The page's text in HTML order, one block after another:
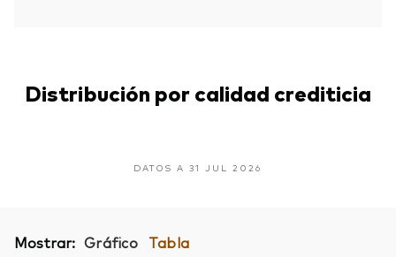
Distribución por calidad crediticia
DATOS A 31 JUL 2026
Mostrar: Gráfico Tabla